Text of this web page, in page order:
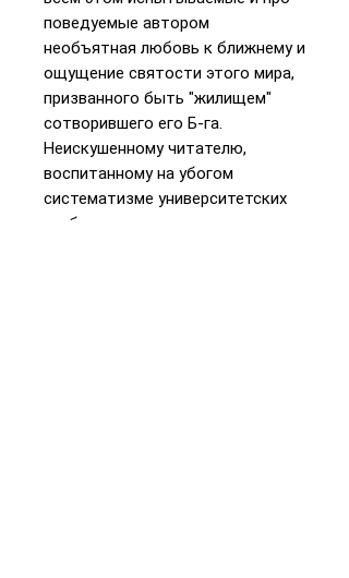
поведуемые автором
необъятная любовь к ближнему и
ощущение святости этого мира,
призванного быть "жилищем"
сотворившего его Б-га.
Неискушенному читателю,
воспитанному на убогом
систематиз­ме университетских
учебников, изложение кажется с